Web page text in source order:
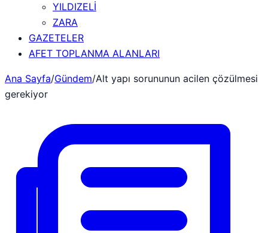
YILDIZELİ
ZARA
GAZETELER
AFET TOPLANMA ALANLARI
Ana Sayfa/Gündem/Alt yapı sorununun acilen çözülmesi
gerekiyor